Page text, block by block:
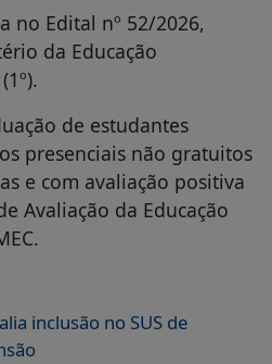
no Edital nº 52/2026,
da Educação
de estudantes
presenciais não gratuitos
e com avaliação positiva
Avaliação da Educação
inclusão no SUS de